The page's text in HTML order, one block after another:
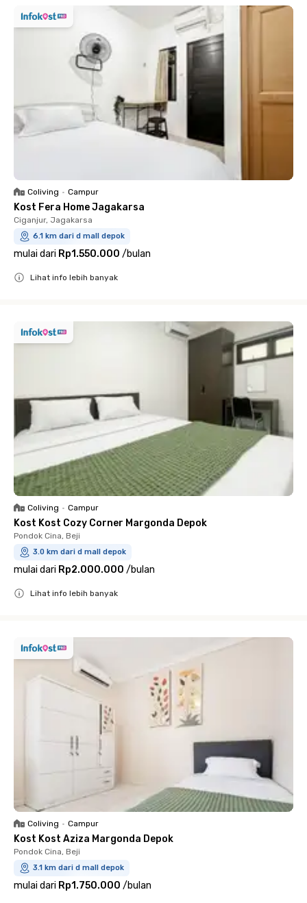
Coliving • Campur
Kost Fera Home Jagakarsa
Ciganjur, Jagakarsa
6.1 km dari d mall depok
mulai dari Rp1.550.000 /bulan
Lihat info lebih banyak
Coliving • Campur
Kost Kost Cozy Corner Margonda Depok
Pondok Cina, Beji
3.0 km dari d mall depok
mulai dari Rp2.000.000 /bulan
Lihat info lebih banyak
Coliving • Campur
Kost Kost Aziza Margonda Depok
Pondok Cina, Beji
3.1 km dari d mall depok
mulai dari Rp1.750.000 /bulan